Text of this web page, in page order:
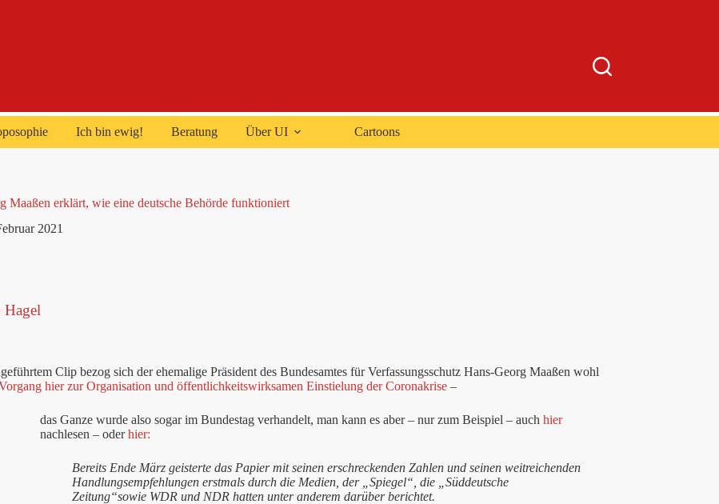
Ich bin ewig! Beratung Über UI Cartoons
Maaßen erklärt, wie eine deutsche Behörde funktioniert
2021
Clip bezog sich der ehemalige Präsident des Bundesamtes für Verfassungsschutz Hans-Georg Maaßen wohl
hier zur Organisation und öffentlichkeitswirksamen Einstielung der Coronakrise–
das Ganze wurde also sogar im Bundestag verhandelt, man kann es aber – nur zum Beispiel – auch hier
nachlesen – oderhier:
Bereits Ende März geisterte das Papier mit seinen erschreckenden Zahlen und seinen weitreichenden
Handlungsempfehlungen erstmals durch die Medien, der „Spiegel“, die „Süddeutsche
Zeitung“sowie WDR und NDR hatten unter anderem darüber berichtet.